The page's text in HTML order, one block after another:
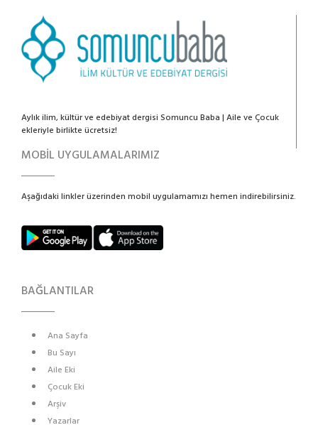
Aylık ilim, kültür ve edebiyat dergisi Somuncu Baba | Aile ve Çocuk
ekleriyle birlikte ücretsiz!
MOBİL UYGULAMALARIMIZ
Aşağıdaki linkler üzerinden mobil uygulamamızı hemen indirebilirsiniz.
BAĞLANTILAR
Ana Sayfa
Bu Sayı
Aile Eki
Çocuk Eki
Arşiv
Yazarlar